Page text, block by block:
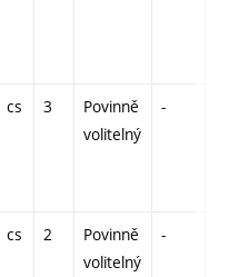
cs 3
Povinně
volitelný
-
cs 2
Povinně
volitelný
-